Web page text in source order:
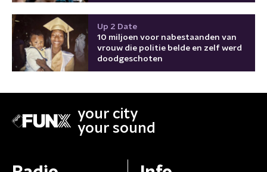
Up 2 Date
10 miljoen voor nabestaanden van
vrouw die politie belde en zelf werd
doodgeschoten
your city
your sound